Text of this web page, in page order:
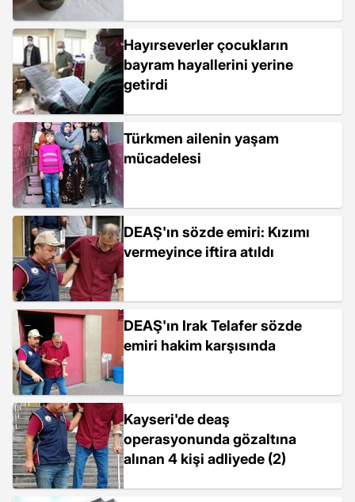
Hayırseverler çocukların
bayram hayallerini yerine
getirdi
Türkmen ailenin yaşam
mücadelesi
DEAŞ'ın sözde emiri: Kızımı
vermeyince iftira atıldı
DEAŞ'ın Irak Telafer sözde
emiri hakim karşısında
Kayseri'de deaş
operasyonunda gözaltına
alınan 4 kişi adliyede (2)